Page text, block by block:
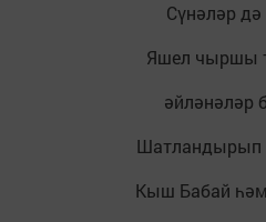
Сүнәләр дә
Яшел чыршы
әйләнәләр
Шатландырып
Кыш Бабай